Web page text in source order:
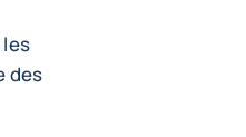
les
des